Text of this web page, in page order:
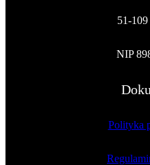
51-109
NIP
Polityka